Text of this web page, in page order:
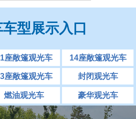
型展示入口
座敞篷观光车 14座敞篷观光车
座敞篷观光车 封闭观光车
燃油观光车 豪华观光车